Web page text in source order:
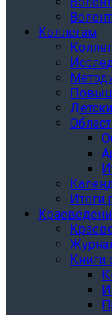
Коллегам
Итоги
Книги